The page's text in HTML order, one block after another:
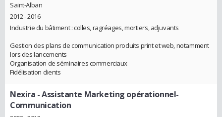
Saint-Alban
2012 - 2016
Industrie du bâtiment : colles, ragréages, mortiers, adjuvants
Gestion des plans de communication produits print et web, notamment
lors des lancements
Organisation de séminaires commerciaux
Fidélisation clients
Nexira - Assistante Marketing opérationnel-
Communication